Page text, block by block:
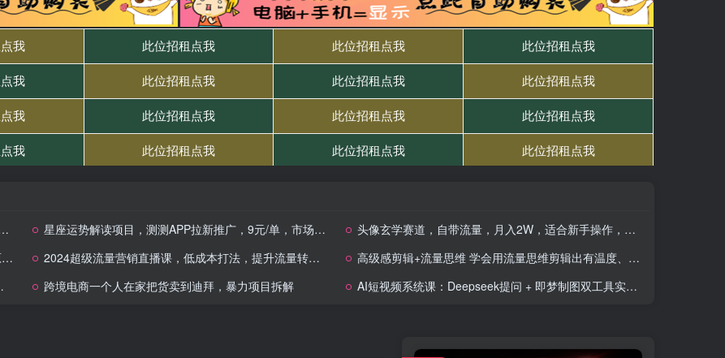
星座运势解读项目，测测APP拉新推广，9元/单，市场空白，用户体量大，新手也能快速…
头像玄学赛道，自带流量，月入2W，适合新手操作，长期稳定项目
2024超级流量营销直播课，低成本打法，提升流量转化率，案例拆解爆款
高级感剪辑+流量思维 学会用流量思维剪辑出有温度、有质感、有流量、能变现的视频
跨境电商一个人在家把货卖到迪拜，暴力项目拆解 AI短视频系统课：Deepseek提问 + 即梦制图双工具实战，30种创意视频全流程拆解(6月)